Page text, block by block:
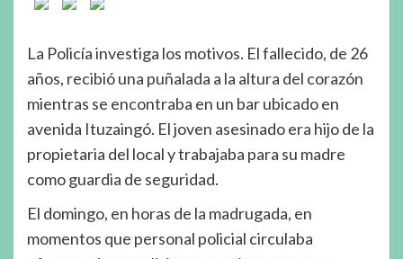
La Policía investiga los motivos. El fallecido, de 26
años, recibió una puñalada a la altura del corazón
mientras se encontraba en un bar ubicado en
avenida Ituzaingó. El joven asesinado era hijo de la
propietaria del local y trabajaba para su madre
como guardia de seguridad.
El domingo, en horas de la madrugada, en
momentos que personal policial circulaba